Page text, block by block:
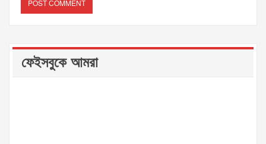
ফেইসবুকে আমরা